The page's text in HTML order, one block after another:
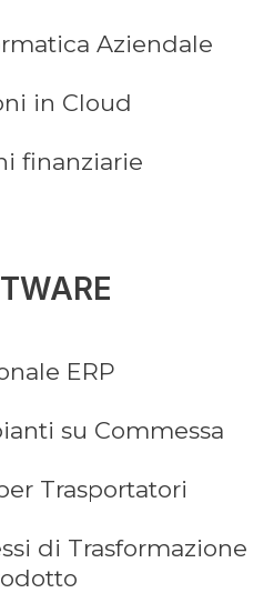
Aziendale
in Cloud
finanziarie
ERP
su Commessa
Trasportatori
di Trasformazione